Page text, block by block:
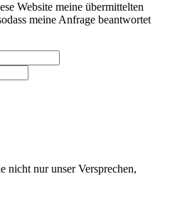
Website meine übermittelten
meine Anfrage beantwortet
nicht nur unser Versprechen,